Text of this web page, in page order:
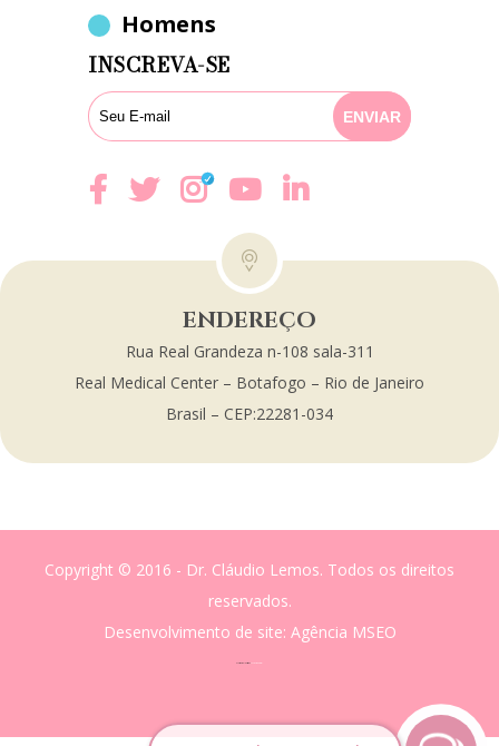
Homens
INSCREVA-SE
ENDEREÇO
Rua Real Grandeza n-108 sala-311
Real Medical Center – Botafogo – Rio de Janeiro
Brasil – CEP:22281-034
Copyright © 2016 - Dr. Cláudio Lemos. Todos os direitos
reservados.
Desenvolvimento de site: Agência MSEO